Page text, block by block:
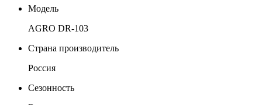
Модель
AGRO DR-103
Страна производитель
Россия
Сезонность